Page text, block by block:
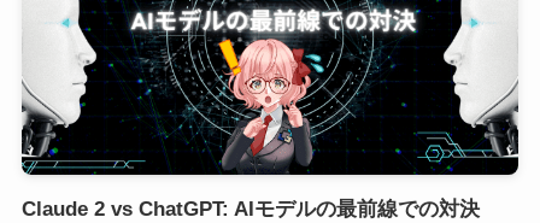
Claude 2 vs ChatGPT: AIモデルの最前線での対決